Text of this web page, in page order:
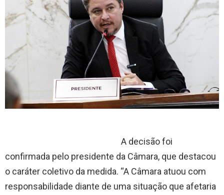
A decisão foi
confirmada pelo presidente da Câmara, que destacou
o caráter coletivo da medida. “A Câmara atuou com
responsabilidade diante de uma situação que afetaria